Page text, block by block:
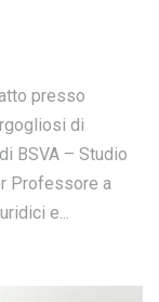
presso
di
BSVA – Studio
Professore a
e...